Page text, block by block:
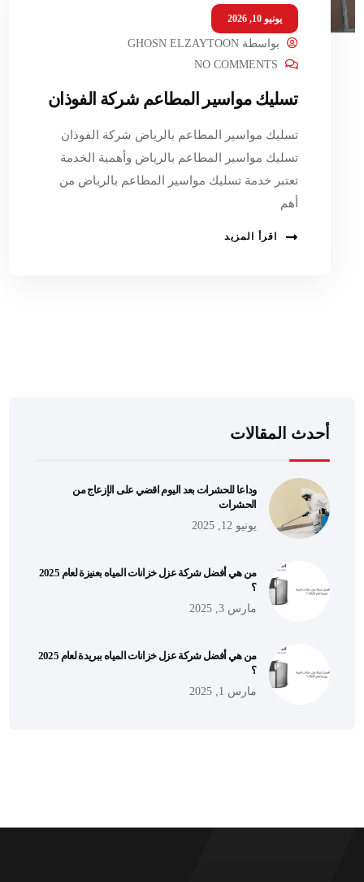
يونيو 10, 2026
بواسطةGHOSN ELZAYTOON
NO COMMENTS
تسليك مواسير المطاعم شركة الفوذان
تسليك مواسير المطاعم بالرياض شركة الفوذان
تسليك مواسير المطاعم بالرياض وأهمية الخدمة
تعتبر خدمة تسليك مواسير المطاعم بالرياض من
أهم
اقرأ المزيد
أحدث المقالات
وداعا للحشرات بعد اليوم اقضي على الإزعاج من
الحشرات
يونيو 12, 2025
من هي أفضل شركة عزل خزانات المياه بعنيزة لعام 2025
؟
مارس 3, 2025
من هي أفضل شركة عزل خزانات المياه ببريدة لعام 2025
؟
مارس 1, 2025